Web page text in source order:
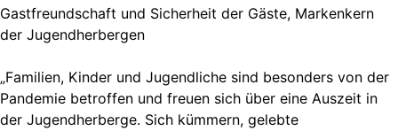
Gastfreundschaft und Sicherheit der Gäste, Markenkern
der Jugendherbergen
„Familien, Kinder und Jugendliche sind besonders von der
Pandemie betroffen und freuen sich über eine Auszeit in
der Jugendherberge. Sich kümmern, gelebte